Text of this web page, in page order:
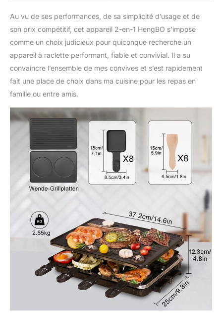
Au vu de ses performances, de sa simplicité d’usage et de
son prix compétitif, cet appareil 2-en-1 HengBO s’impose
comme un choix judicieux pour quiconque recherche un
appareil à raclette performant, fiable et convivial. Il a su
convaincre l’ensemble de mes convives et s’est rapidement
fait une place de choix dans ma cuisine pour les repas en
famille ou entre amis.